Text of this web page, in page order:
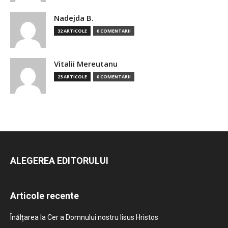
Nadejda B.
32 ARTICOLE 0 COMENTARII
Vitalii Mereutanu
23 ARTICOLE 0 COMENTARII
ALEGEREA EDITORULUI
Articole recente
Înălțarea la Cer a Domnului nostru Iisus Hristos